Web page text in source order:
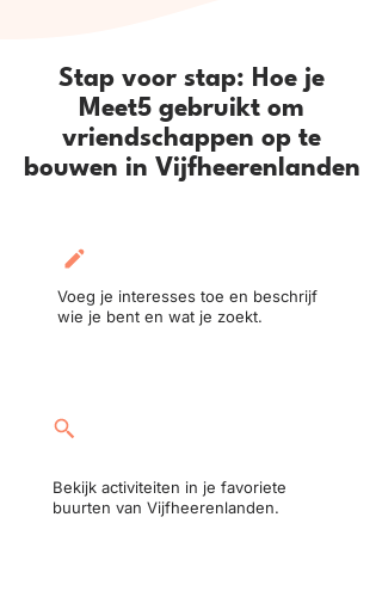
Stap voor stap: Hoe je
Meet5 gebruikt om
vriendschappen op te
bouwen in Vijfheerenlanden
Voeg je interesses toe en beschrijf
wie je bent en wat je zoekt.
Bekijk activiteiten in je favoriete
buurten van Vijfheerenlanden.